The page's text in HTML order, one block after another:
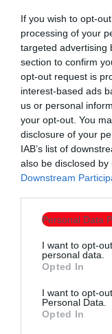
If you wish to opt-
processing of your
targeted advertising
section to confirm
opt-out request is
interest-based ads
us or personal
your opt-out. You
disclosure of your
IAB’s list of
also be disclosed
Downstream
Personal Data
I want to opt-
personal data.
Opted In
I want to opt-
Personal Data.
Opted In
Συντάχθηκε από:ERKO.GR
Σχετικά